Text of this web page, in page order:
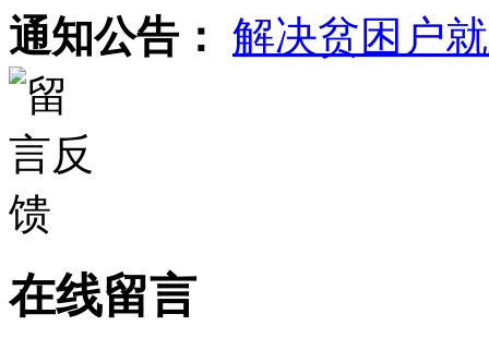
通知公告： 解决贫困户
在线留言